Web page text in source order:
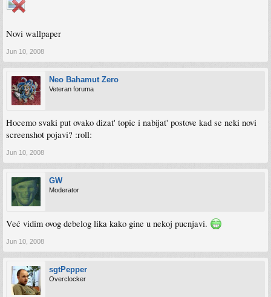
Novi wallpaper
Jun 10, 2008
Neo Bahamut Zero
Veteran foruma
Hocemo svaki put ovako dizat' topic i nabijat' postove kad se neki novi
screenshot pojavi? :roll:
Jun 10, 2008
GW
Moderator
Već vidim ovog debelog lika kako gine u nekoj pucnjavi.
Jun 10, 2008
sgtPepper
Overclocker